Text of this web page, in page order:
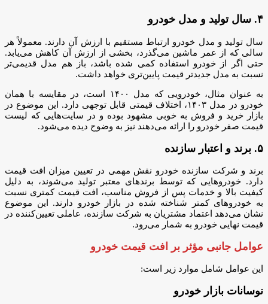
۴. سال تولید و مدل خودرو
سال تولید و مدل خودرو ارتباط مستقیم با ارزش آن دارند. معمولاً هر
سالی که از عمر ماشین می‌گذرد، بخشی از ارزش آن کاهش می‌یابد.
حتی اگر از خودرو استفاده کمی شده باشد، باز هم مدل قدیمی‌تر
نسبت به مدل جدیدتر قیمت پایین‌تری خواهد داشت.
به‌ عنوان مثال، خودرویی که مدل ۱۴۰۰ است، در مقایسه با همان
خودرو در مدل ۱۴۰۳، اختلاف قیمتی قابل‌ توجهی دارد. این موضوع در
بازار خرید و فروش به‌ خوبی مشهود بوده و در سایت‌هایی که لیست
قیمت صفر خودرو را ارائه می‌دهند نیز به وضوح دیده می‌شود.
۵. برند و اعتبار سازنده
برند و شرکت سازنده خودرو نقش مهمی در تعیین میزان افت قیمت
دارد. خودروهایی که توسط برندهای معتبر تولید می‌شوند، به دلیل
کیفیت بالا و خدمات پس از فروش مناسب، افت قیمت کمتری نسبت
به خودروهای کمتر شناخته‌ شده در بازار خودرو دارند. این موضوع
نشان‌ می‌دهد اعتماد مشتریان به شرکت سازنده، عاملی تعیین‌کننده در
قیمت نهایی خودرو به شمار می‌رود.
عوامل جانبی مؤثر بر افت قیمت خودرو
این عوامل شامل موارد زیر است:
نوسانات بازار خودرو